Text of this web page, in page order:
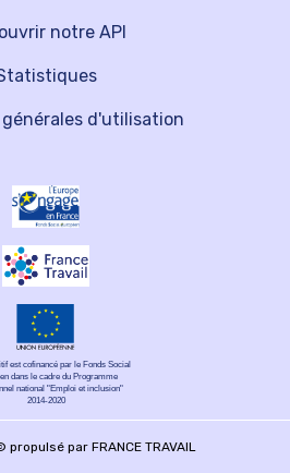
notre API
d'utilisation
est cofinancé par le Fonds Social
dans le cadre du Programme
national "Emploi et inclusion"
2014-2020
par FRANCE TRAVAIL